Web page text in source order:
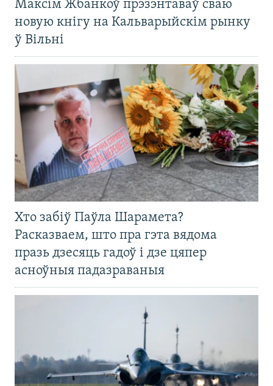
Максім Жбанкоў прэзэнтаваў сваю
новую кнігу на Кальварыйскім рынку
ў Вільні
Хто забіў Паўла Шарамета?
Расказваем, што пра гэта вядома
празь дзесяць гадоў і дзе цяпер
асноўныя падазраваныя